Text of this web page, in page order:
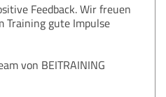
Feedback. Wir freuen
Training gute Impulse
von BEITRAINING